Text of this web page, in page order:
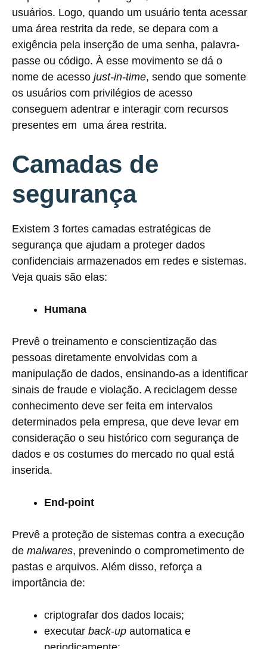
usuários. Logo, quando um usuário tenta acessar
uma área restrita da rede, se depara com a
exigência pela inserção de uma senha, palavra-
passe ou código. À esse movimento se dá o
nome de acesso just-in-time, sendo que somente
os usuários com privilégios de acesso
conseguem adentrar e interagir com recursos
presentes em uma área restrita.
Camadas de
segurança
Existem 3 fortes camadas estratégicas de
segurança que ajudam a proteger dados
confidenciais armazenados em redes e sistemas.
Veja quais são elas:
Humana
Prevê o treinamento e conscientização das
pessoas diretamente envolvidas com a
manipulação de dados, ensinando-as a identificar
sinais de fraude e violação. A reciclagem desse
conhecimento deve ser feita em intervalos
determinados pela empresa, que deve levar em
consideração o seu histórico com segurança de
dados e os costumes do mercado no qual está
inserida.
End-point
Prevê a proteção de sistemas contra a execução
de malwares, prevenindo o comprometimento de
pastas e arquivos. Além disso, reforça a
importância de:
criptografar dos dados locais;
executar back-up automatica e